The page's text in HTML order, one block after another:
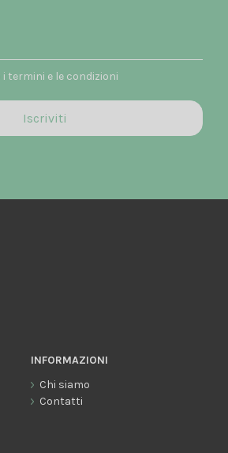
termini e le condizioni
INFORMAZIONI
Chi siamo
Contatti